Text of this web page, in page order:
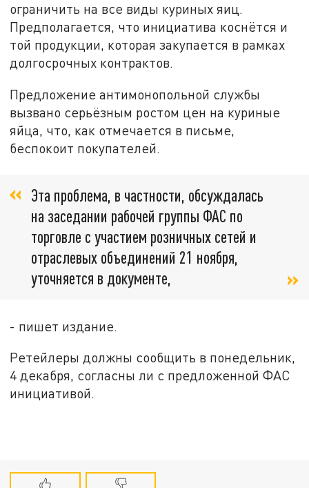
ограничить на все виды куриных яиц.
Предполагается, что инициатива коснётся и
той продукции, которая закупается в рамках
долгосрочных контрактов.
Предложение антимонопольной службы
вызвано серьёзным ростом цен на куриные
яйца, что, как отмечается в письме,
беспокоит покупателей.
Эта проблема, в частности, обсуждалась
на заседании рабочей группы ФАС по
торговле с участием розничных сетей и
отраслевых объединений 21 ноября,
уточняется в документе,
- пишет издание.
Ретейлеры должны сообщить в понедельник,
4 декабря, согласны ли с предложенной ФАС
инициативой.